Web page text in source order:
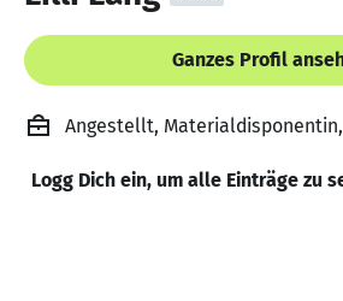
Ganzes Profil
Angestellt, Materialdisponentin,
Logg Dich ein, um alle Einträge zu